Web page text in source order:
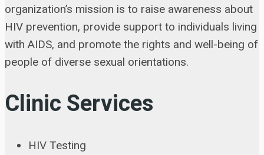
organization’s mission is to raise awareness about
HIV prevention, provide support to individuals living
with AIDS, and promote the rights and well-being of
people of diverse sexual orientations.
Clinic Services
HIV Testing